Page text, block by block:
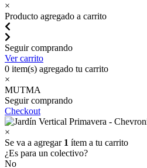
×
Producto agregado a carrito
Seguir comprando
Ver carrito
0 item(s) agregado tu carrito
×
MUTMA
Seguir comprando
Checkout
×
Se va a agregar 1 ítem a tu carrito
¿Es para un colectivo?
No